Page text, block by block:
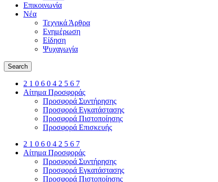
Επικοινωνία
Νέα
Τεχνικά Άρθρα
Ενημέρωση
Είδηση
Ψυχαγωγία
Search
2 1 0 6 0 4 2 5 6 7
Αίτημα Προσφοράς
Προσφορά Συντήρησης
Προσφορά Εγκατάστασης
Προσφορά Πιστοποίησης
Προσφορά Επισκευής
2 1 0 6 0 4 2 5 6 7
Αίτημα Προσφοράς
Προσφορά Συντήρησης
Προσφορά Εγκατάστασης
Προσφορά Πιστοποίησης